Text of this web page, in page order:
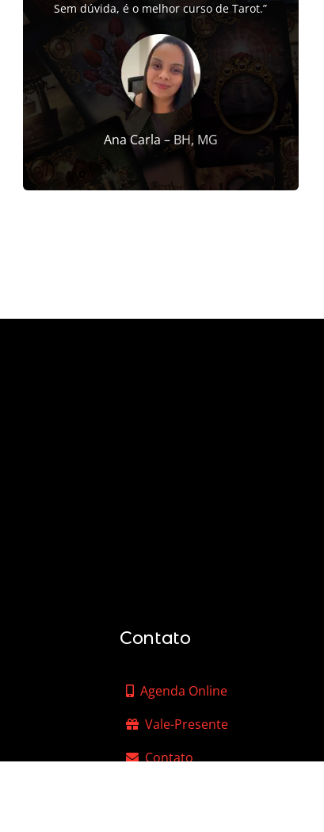
Sem dúvida, é o melhor curso de Tarot.”
Ana Carla – BH, MG
Contato
Agenda Online
Vale-Presente
Contato